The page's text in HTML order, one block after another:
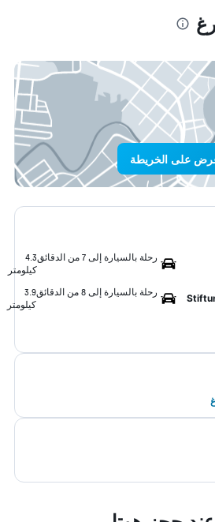
على الخريطة
رحلة بالسيارة إلى 7 من الدقائق
4.3
كيلومتر
رحلة بالسيارة إلى 8 من الدقائق
3.9
كيلومتر